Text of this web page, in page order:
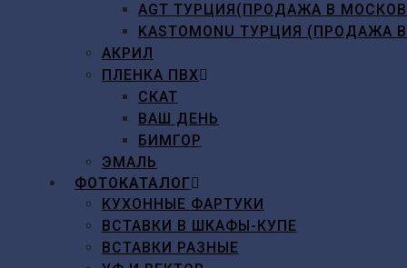
AGT ТУРЦИЯ(ПРОДАЖА В
KASTOMONU ТУРЦИЯ
АКРИЛ
ПЛЕНКА ПВХ
СКАТ
ВАШ ДЕНЬ
БИМГОР
ЭМАЛЬ
ФОТОКАТАЛОГ
КУХОННЫЕ ФАРТУКИ
ВСТАВКИ В ШКАФЫ-КУПЕ
ВСТАВКИ РАЗНЫЕ